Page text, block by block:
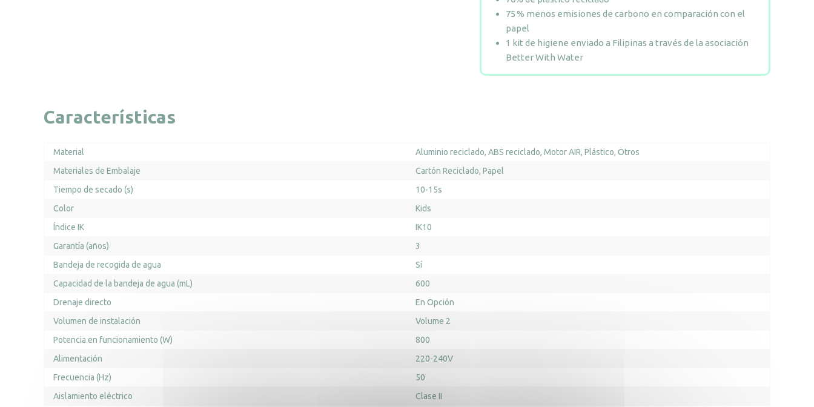
75 % menos emisiones de carbono en comparación con el
papel
1 kit de higiene enviado a Filipinas a través de la asociación
Better With Water
Características
Material Aluminio reciclado ABS reciclado Motor AIR Plástico Otros
Materiales de Embalaje
Cartón Reciclado Papel
Tiempo de secado (s)
10-15s
Color
Kids
Índice IK
IK10
Garantía (años)
3
Bandeja de recogida de agua
Sí
Capacidad de la bandeja de agua (mL)
600
Drenaje directo
En Opción
Volumen de instalación
Volume 2
Potencia en funcionamiento (W)
800
Alimentación
220-240V
Frecuencia (Hz)
50
Aislamiento eléctrico
Clase II